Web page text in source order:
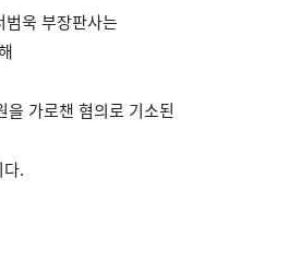
욱 부장판사는
가로챈 혐의로 기소된
.